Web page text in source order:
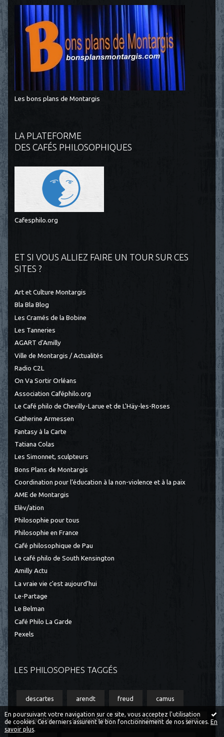
En poursuivant votre navigation sur ce site, vous acceptez l'utilisation
de cookies. Ces derniers assurent le bon fonctionnement de nos services. En
savoir plus.
Les bons plans de Montargis
LA PLATEFORME
DES CAFÉS PHILOSOPHIQUES
Cafesphilo.org
ET SI VOUS ALLIEZ FAIRE UN TOUR SUR CES
SITES ?
Art et Culture Montargis
Bla Bla Blog
Les Cramés de la Bobine
Les Tanneries
AGART d'Amilly
Ville de Montargis / Actualités
Radio C2L
On Va Sortir Orléans
Association Caféphilo.org
Le Café philo de Chevilly-Larue et de L'Häy-les-Roses
Catherine Armessen
Fantasy à la Carte
Tatiana Colas
Les Simonnet, sculpteurs
Bons Plans de Montargis
Coordination pour l’éducation à la non-violence et à la paix
AME de Montargis
Elèv/ation
Philosophie pour tous
Philosophie en France
Café philosophique de Pau
Le café philo de South Kensington
Amilly Actu
La vraie vie c'est aujourd'hui
Le-Partage
Le Belman
Café Philo La Garde
Pexels
LES PHILOSOPHES TAGGÉS
descartes arendt freud camus
augustin schopenhauer machiavel kant